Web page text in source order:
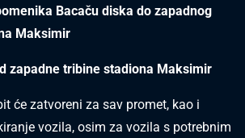
Bacaču diska do zapadnog
Maksimir
zapadne tribine stadiona Maksimir
će zatvoreni za sav promet, kao i
vozila, osim za vozila s potrebnim